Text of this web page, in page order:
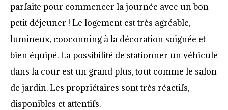
parfaite pour commencer la journée avec un bon
petit déjeuner ! Le logement est très agréable,
lumineux, cooconning à la décoration soignée et
bien équipé. La possibilité de stationner un véhicule
dans la cour est un grand plus, tout comme le salon
de jardin. Les propriétaires sont très réactifs,
disponibles et attentifs.